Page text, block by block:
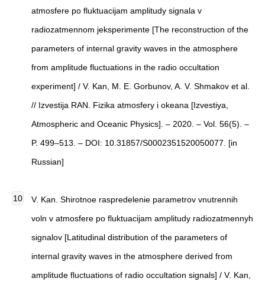
atmosfere po fluktuacijam amplitudy signala v
radiozatmennom jeksperimente [The reconstruction of the
parameters of internal gravity waves in the atmosphere
from amplitude fluctuations in the radio occultation
experiment] / V. Kan, M. E. Gorbunov, A. V. Shmakov et al.
// Izvestija RAN. Fizika atmosfery i okeana [Izvestiya,
Atmospheric and Oceanic Physics]. – 2020. – Vol. 56(5). –
P. 499–513. – DOI: 10.31857/S0002351520050077. [in
Russian]
V. Kan. Shirotnoe raspredelenie parametrov vnutrennih
voln v atmosfere po fluktuacijam amplitudy radiozatmennyh
signalov [Latitudinal distribution of the parameters of
internal gravity waves in the atmosphere derived from
amplitude fluctuations of radio occultation signals] / V. Kan,